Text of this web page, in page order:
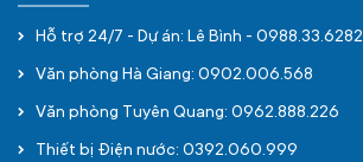
Hỗ trợ 24/7 - Dự án: Lê Bình - 0988.33.6282
Văn phòng Hà Giang: 0902.006.568
Văn phòng Tuyên Quang: 0962.888.226
Thiết bị Điện nước: 0392.060.999